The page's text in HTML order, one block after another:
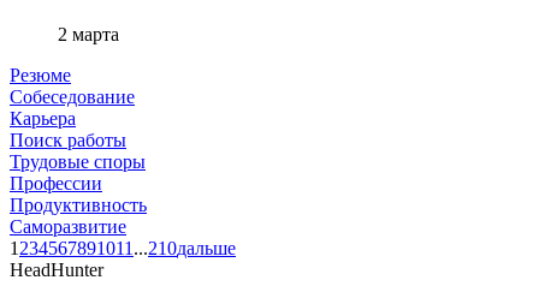
2 марта
Резюме
Собеседование
Карьера
Поиск работы
Трудовые споры
Профессии
Продуктивность
Саморазвитие
1 234567891011 ...210дальше
HeadHunter